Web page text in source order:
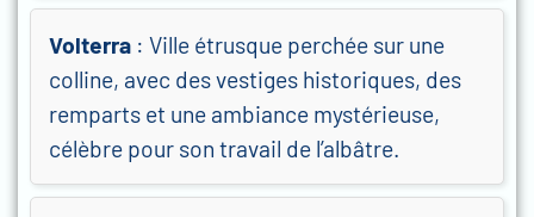
Volterra : Ville étrusque perchée sur une
colline, avec des vestiges historiques, des
remparts et une ambiance mystérieuse,
célèbre pour son travail de l’albâtre.